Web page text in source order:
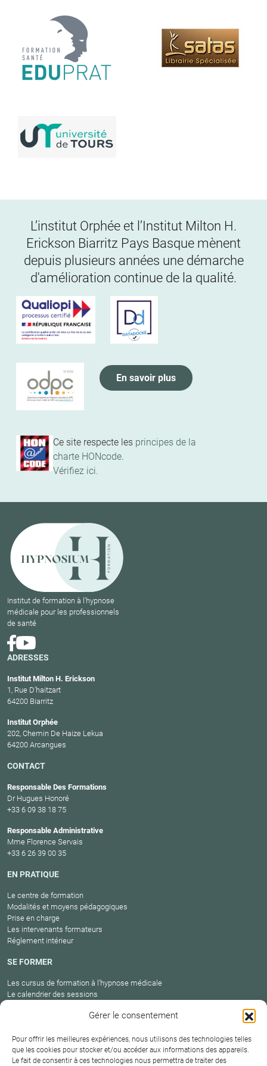
Gérer le consentement
Pour offrir les meilleures expériences, nous utilisons des technologies telles
que les cookies pour stocker et/ou accéder aux informations des appareils.
Le fait de consentir à ces technologies nous permettra de traiter des
L’institut Orphée et l’Institut Milton H.
Erickson Biarritz Pays Basque mènent
depuis plusieurs années une démarche
d'amélioration continue de la qualité.
Ce site respecte les principes de la
charte HONcode.
Vérifiez ici.
En savoir plus
Institut de formation à l'hypnose
médicale pour les professionnels
de santé
ADRESSES
Institut Milton H. Erickson
1, Rue D’haitzart
64200 Biarritz
Institut Orphée
202, Chemin De Haize Lekua
64200 Arcangues
CONTACT
Responsable Des Formations
Dr Hugues Honoré
+33 6 09 38 18 75
Responsable Administrative
Mme Florence Servais
+33 6 26 39 00 35
EN PRATIQUE
Le centre de formation
Modalités et moyens pédagogiques
Prise en charge
Les intervenants formateurs
Réglement intérieur
SE FORMER
Les cursus de formation à l’hypnose médicale
Le calendrier des sessions